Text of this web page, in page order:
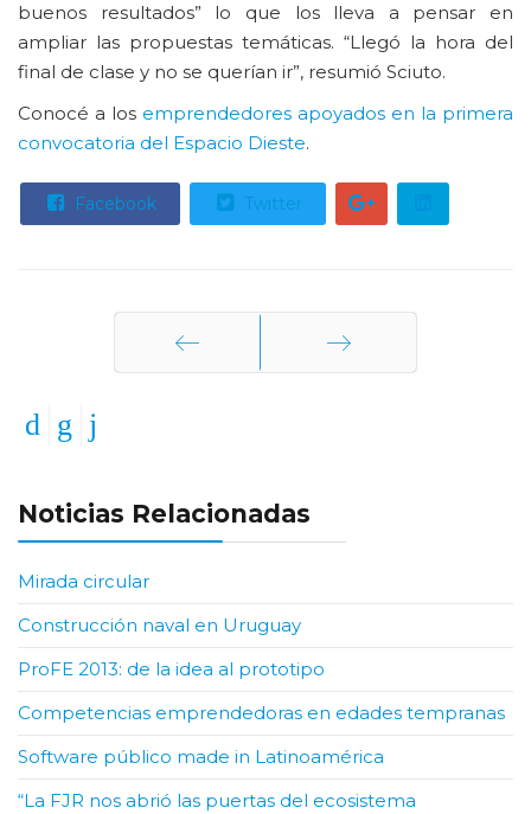
buenos resultados” lo que los lleva a pensar en
ampliar las propuestas temáticas. “Llegó la hora del
final de clase y no se querían ir”, resumió Sciuto.
Conocé a los emprendedores apoyados en la primera
convocatoria del Espacio Dieste.
Facebook Twitter
Noticias Relacionadas
Mirada circular
Construcción naval en Uruguay
ProFE 2013: de la idea al prototipo
Competencias emprendedoras en edades tempranas
Software público made in Latinoamérica
“La FJR nos abrió las puertas del ecosistema